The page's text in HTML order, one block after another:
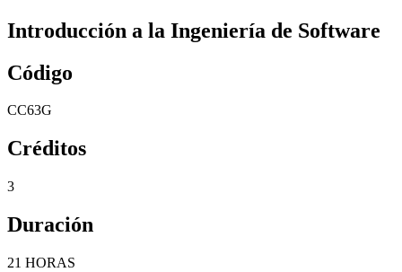
Introducción a la Ingeniería de Software
Código
CC63G
Créditos
3
Duración
21 HORAS